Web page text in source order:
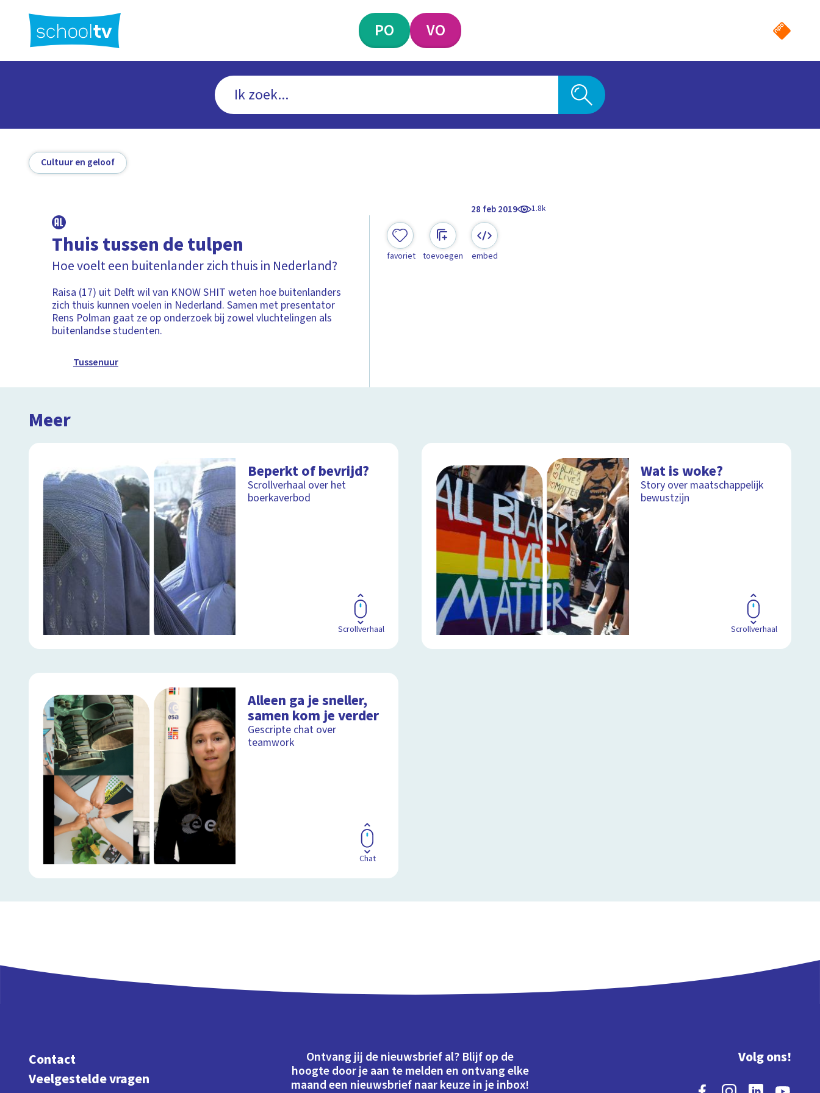
hoofdinhoud
PO VO
Cultuur en geloof
28 feb 2019 1.8k
Thuis tussen de tulpen
Hoe voelt een buitenlander zich thuis in Nederland?
Raisa (17) uit Delft wil van KNOW SHIT weten hoe buitenlanders
zich thuis kunnen voelen in Nederland. Samen met presentator
Rens Polman gaat ze op onderzoek bij zowel vluchtelingen als
buitenlandse studenten.
Tussenuur
favoriet toevoegen embed
Meer
Beperkt of bevrijd?
Scrollverhaal over het
boerkaverbod
Scrollverhaal
Wat is woke?
Story over maatschappelijk
bewustzijn
Scrollverhaal
Alleen ga je sneller,
samen kom je verder
Gescripte chat over
teamwork
Chat
Contact
Veelgestelde vragen
Ontvang jij de nieuwsbrief al? Blijf op de
hoogte door je aan te melden en ontvang elke
maand een nieuwsbrief naar keuze in je inbox!
Volg ons!